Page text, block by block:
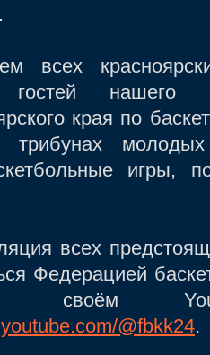
красноярских
нашего
края по
молодых
игры,
всех
Федерацией
своём
@fbkk24.